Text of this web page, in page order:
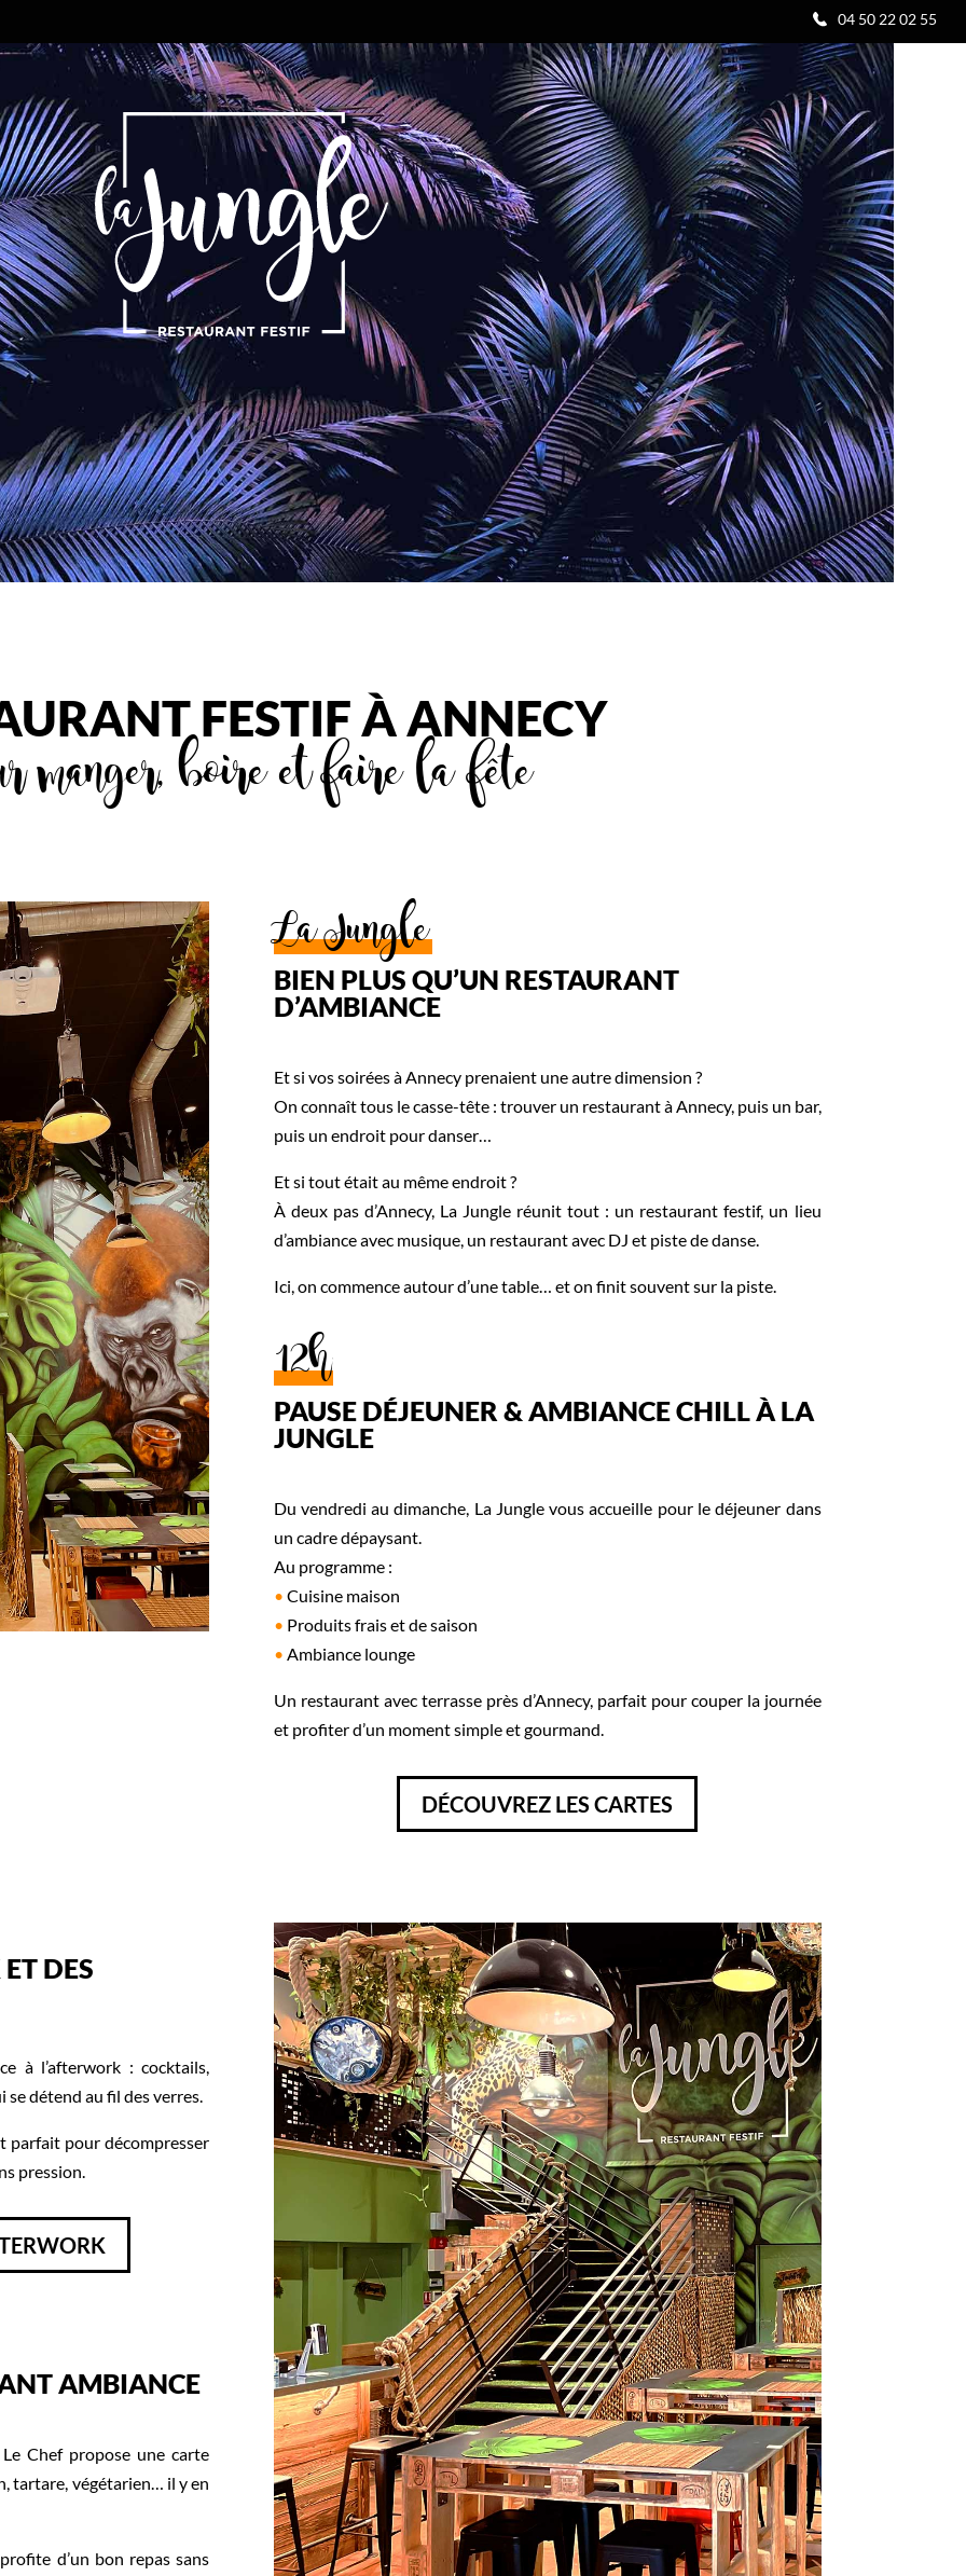
04 50 22 02 55
FESTIF À ANNECY
manger, boire et faire la fête
La Jungle
BIEN PLUS QU’UN RESTAURANT
D’AMBIANCE
Et si vos soirées à Annecy prenaient une autre dimension ?
On connaît tous le casse-tête : trouver un restaurant à Annecy, puis un bar,
puis un endroit pour danser…
Et si tout était au même endroit ?
À deux pas d’Annecy, La Jungle réunit tout : un restaurant festif, un lieu
d’ambiance avec musique, un restaurant avec DJ et piste de danse.
Ici, on commence autour d’une table… et on finit souvent sur la piste.
12h
PAUSE DÉJEUNER & AMBIANCE CHILL À LA
JUNGLE
Du vendredi au dimanche, La Jungle vous accueille pour le déjeuner dans
un cadre dépaysant.
Au programme :
• Cuisine maison
• Produits frais et de saison
• Ambiance lounge
Un restaurant avec terrasse près d’Annecy, parfait pour couper la journée
et profiter d’un moment simple et gourmand.
DÉCOUVREZ LES CARTES
DES
à l’afterwork : cocktails,
détend au fil des verres.
parfait pour décompresser
pression.
AMBIANCE
Chef propose une carte
tartare, végétarien… il y en
d’un bon repas sans